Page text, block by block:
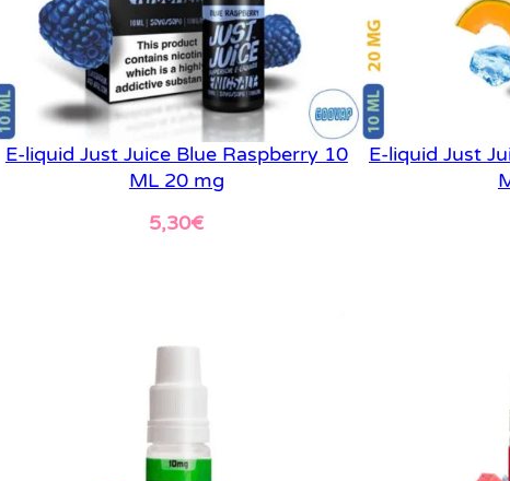
E-liquid Just Juice Blue Raspberry 10
ML 20 mg
5,30€
E-liquid Just